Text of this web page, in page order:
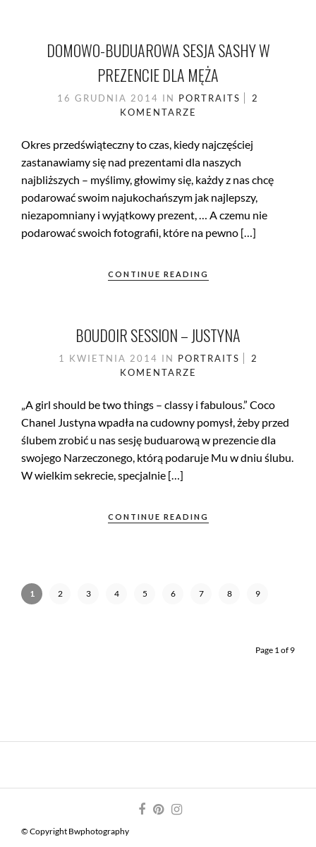
DOMOWO-BUDUAROWA SESJA SASHY W
PREZENCIE DLA MĘŻA
16 GRUDNIA 2014 IN PORTRAITS
2
KOMENTARZE
Okres przedświąteczny to czas, kiedy najczęściej
zastanawiamy się nad prezentami dla naszych
najbliższych – myślimy, głowimy się, każdy z nas chcę
podarować swoim najukochańszym jak najlepszy,
niezapomniany i wyjątkowy prezent, … A czemu nie
podarować swoich fotografii, które na pewno […]
CONTINUE READING
BOUDOIR SESSION – JUSTYNA
1 KWIETNIA 2014 IN PORTRAITS
2
KOMENTARZE
„A girl should be two things – classy i fabulous.” Coco
Chanel Justyna wpadła na cudowny pomysł, żeby przed
ślubem zrobić u nas sesję buduarową w prezencie dla
swojego Narzeczonego, którą podaruje Mu w dniu ślubu.
W wielkim sekrecie, specjalnie […]
CONTINUE READING
1 2 3 4 5 6 7 8 9
Page 1 of 9
© Copyright Bwphotography